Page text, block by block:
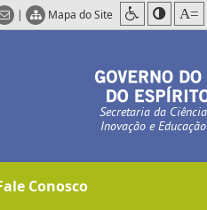
| Mapa do Site A=
Secretaria da
Inovação e
Conosco